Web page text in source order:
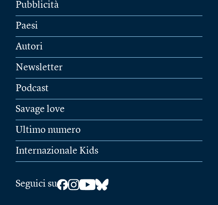
Pubblicità
Paesi
Autori
Newsletter
Podcast
Savage love
Ultimo numero
Internazionale Kids
Seguici su